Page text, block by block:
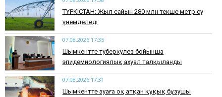
ТҮРКІСТАН: Жыл сайын 280 млн текше метр су
үнемделеді
07.08.2026 17:35
​Шымкентте туберкулез бойынша
эпидемиологиялық ахуал талқыланды
07.08.2026 17:31
Шымкентте ауаға оқ атқан құқық бұзушы